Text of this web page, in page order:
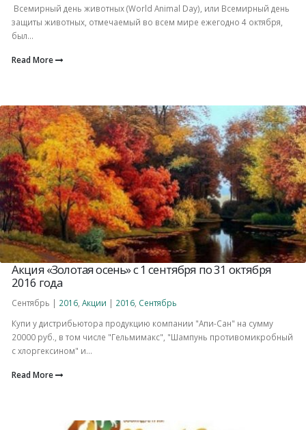
Всемирный день животных (World Animal Day), или Всемирный день
защиты животных, отмечаемый во всем мире ежегодно 4 октября,
был...
Read More
Акция «Золотая осень» с 1 сентября по 31 октября
2016 года
Сентябрь | 2016 Акции | 2016 Сентябрь
Купи у дистрибьютора продукцию компании "Апи-Сан" на сумму
20000 руб., в том числе "Гельмимакс", "Шампунь противомикробный
с хлоргексином" и...
Read More